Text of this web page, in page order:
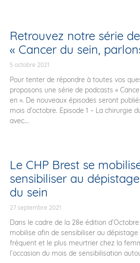
Retrouvez notre série
« Cancer du sein,
5 octobre 2021
Pour tenter de répondre à toutes vos
proposons une série de podcasts «
en ». De nouveaux épisodes seront
mois d’octobre. Episode 1 – La chirurgie
avec...
Le CHP Brest se
sensibiliser au
du sein
27 septembre 2021
Dans le cadre de la 28e édition
mobilise afin de sensibiliser au
fréquent et le plus meurtrier chez la
l’occasion du mois de sensibilisation